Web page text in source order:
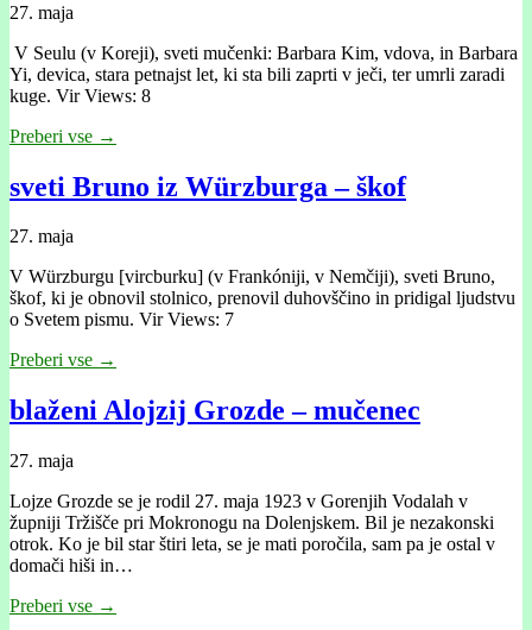
27. maja
V Seulu (v Koreji), sveti mučenki: Barbara Kim, vdova, in Barbara
Yi, devica, stara petnajst let, ki sta bili zaprti v ječi, ter umrli zaradi
kuge. Vir Views: 8
Preberi vse →
sveti Bruno iz Würzburga – škof
27. maja
V Würzburgu [vircburku] (v Frankóniji, v Nemčiji), sveti Bruno,
škof, ki je obnovil stolnico, prenovil duhovščino in pridigal ljudstvu
o Svetem pismu. Vir Views: 7
Preberi vse →
blaženi Alojzij Grozde – mučenec
27. maja
Lojze Grozde se je rodil 27. maja 1923 v Gorenjih Vodalah v
župniji Tržišče pri Mokronogu na Dolenjskem. Bil je nezakonski
otrok. Ko je bil star štiri leta, se je mati poročila, sam pa je ostal v
domači hiši in…
Preberi vse →